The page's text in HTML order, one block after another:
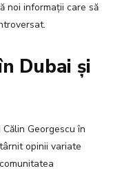
noi informații care să
Dubai și
Georgescu în
opinii variate